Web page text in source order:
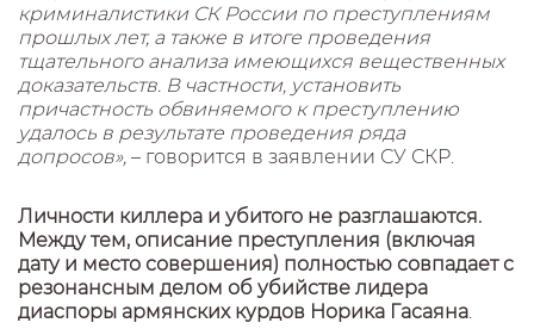
криминалистики СК России по преступлениям
прошлых лет, а также в итоге проведения
тщательного анализа имеющихся вещественных
доказательств. В частности, установить
причастность обвиняемого к преступлению
удалось в результате проведения ряда
допросов», – говорится в заявлении СУ СКР.
Личности киллера и убитого не разглашаются.
Между тем, описание преступления (включая
дату и место совершения) полностью совпадает с
резонансным делом об убийстве лидера
диаспоры армянских курдов Норика Гасаяна.